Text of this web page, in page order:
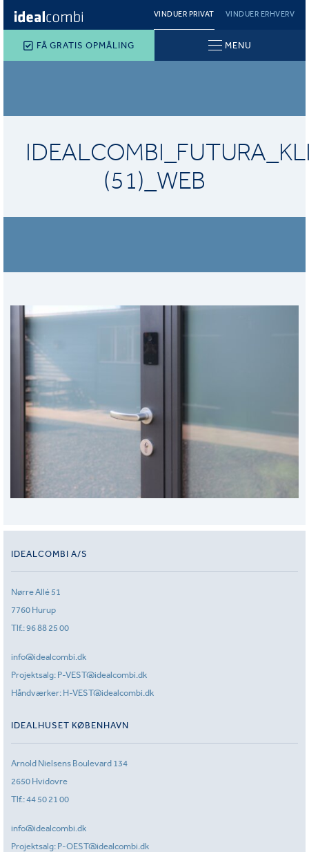
VINDUER PRIVAT VINDUER ERHVERV
FÅ GRATIS OPMÅLING MENU
(51)_WEB
IDEALCOMBI A/S
Nørre Allé 51
7760 Hurup
Tlf.:96 88 25 00
info@idealcombi.dk
Projektsalg: P-VEST@idealcombi.dk
Håndværker: H-VEST@idealcombi.dk
IDEALHUSET KØBENHAVN
Arnold Nielsens Boulevard 134
2650 Hvidovre
Tlf.:44 50 21 00
info@idealcombi.dk
Projektsalg: P-OEST@idealcombi.dk